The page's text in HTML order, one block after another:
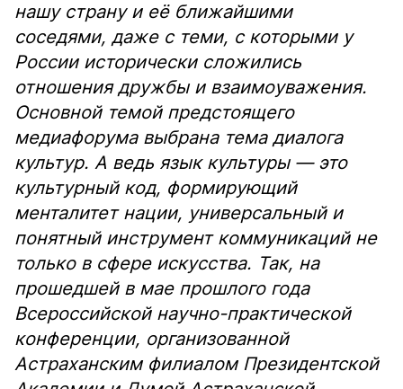
нашу страну и её ближайшими
соседями, даже с теми, с которыми у
России исторически сложились
отношения дружбы и взаимоуважения.
Основной темой предстоящего
медиафорума выбрана тема диалога
культур. А ведь язык культуры — это
культурный код, формирующий
менталитет нации, универсальный и
понятный инструмент коммуникаций не
только в сфере искусства. Так, на
прошедшей в мае прошлого года
Всероссийской научно-практической
конференции, организованной
Астраханским филиалом Президентской